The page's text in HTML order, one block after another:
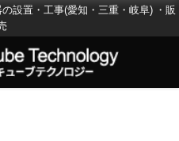
設置・工事(愛知・三重・岐阜) ・販